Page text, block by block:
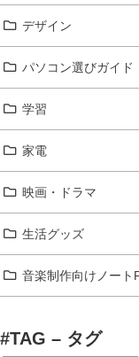
デザイン
パソコン選びガイド
学習
家電
映画・ドラマ
生活グッズ
音楽制作向けノート
#TAG – タグ